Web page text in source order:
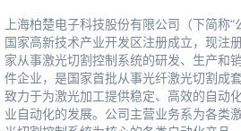
上海柏楚电子科技股份有限公司（下简称
国家高新技术产业开发区注册成立，现注
家从事激光切割控制系统的研发、生产和
件企业，是国家首批从事光纤激光切割成
致力于为激光加工提供稳定、高效的自动
业自动化的发展。公司主营业务系为各类